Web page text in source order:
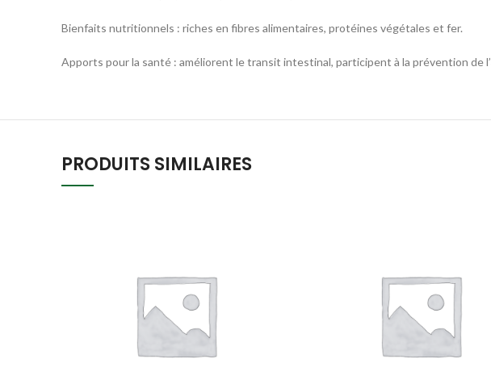
Bienfaits nutritionnels : riches en fibres alimentaires, protéines végétales et fer.
Apports pour la santé : améliorent le transit intestinal, participent à la prévention de
PRODUITS SIMILAIRES